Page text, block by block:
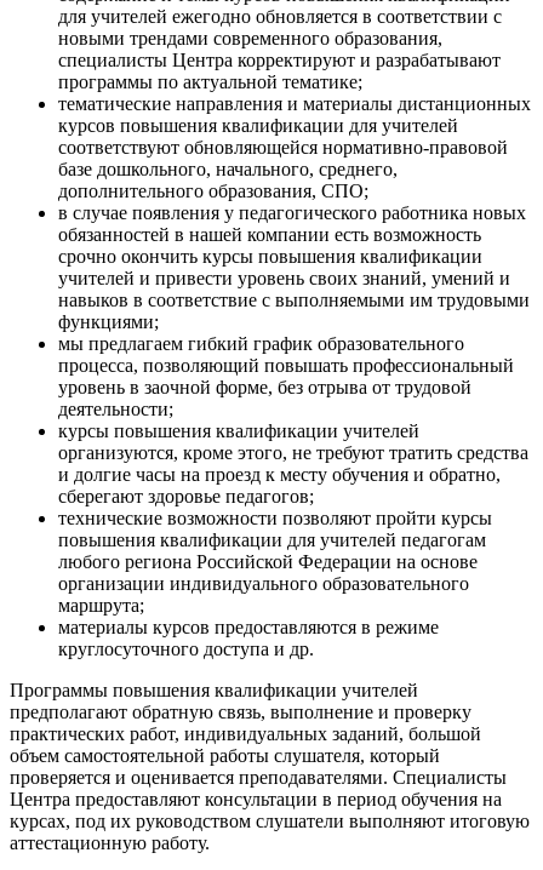
для учителей ежегодно обновляется в соответствии с
новыми трендами современного образования,
специалисты Центра корректируют и разрабатывают
программы по актуальной тематике;
тематические направления и материалы дистанционных
курсов повышения квалификации для учителей
соответствуют обновляющейся нормативно-правовой
базе дошкольного, начального, среднего,
дополнительного образования, СПО;
в случае появления у педагогического работника новых
обязанностей в нашей компании есть возможность
срочно окончить курсы повышения квалификации
учителей и привести уровень своих знаний, умений и
навыков в соответствие с выполняемыми им трудовыми
функциями;
мы предлагаем гибкий график образовательного
процесса, позволяющий повышать профессиональный
уровень в заочной форме, без отрыва от трудовой
деятельности;
курсы повышения квалификации учителей
организуются, кроме этого, не требуют тратить средства
и долгие часы на проезд к месту обучения и обратно,
сберегают здоровье педагогов;
технические возможности позволяют пройти курсы
повышения квалификации для учителей педагогам
любого региона Российской Федерации на основе
организации индивидуального образовательного
маршрута;
материалы курсов предоставляются в режиме
круглосуточного доступа и др.
Программы повышения квалификации учителей
предполагают обратную связь, выполнение и проверку
практических работ, индивидуальных заданий, большой
объем самостоятельной работы слушателя, который
проверяется и оценивается преподавателями. Специалисты
Центра предоставляют консультации в период обучения на
курсах, под их руководством слушатели выполняют итоговую
аттестационную работу.